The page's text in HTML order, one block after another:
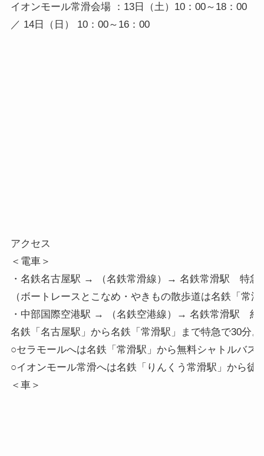
イオンモール常滑会場 ：13日（土）10：00～18：00
／ 14日（日） 10：00～16：00
アクセス
＜電車＞
・名鉄名古屋駅 → （名鉄常滑線）→ 名鉄常滑駅　特急
（ボートレースとこなめ・やきもの散歩道は名鉄「常
・中部国際空港駅 → （名鉄空港線）→ 名鉄常滑駅　約
名鉄「名古屋駅」から名鉄「常滑駅」まで特急で30分。
○セラモールへは名鉄「常滑駅」から無料シャトルバ
○イオンモール常滑へは名鉄「りんくう常滑駅」から徒